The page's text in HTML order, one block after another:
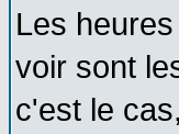
Les
voir sont
c'est le